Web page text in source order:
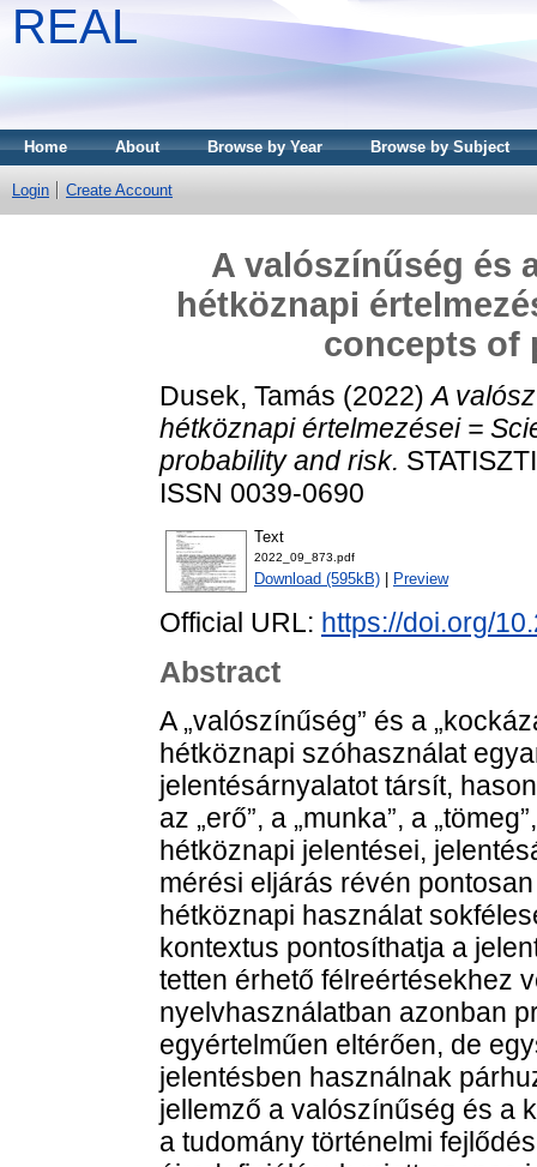
REAL
Home About Browse by Year Browse by Subject
Login Create Account
A valószínűség és
hétköznapi
concepts of
Dusek, Tamás (2022)A
hétköznapi értelmezései =
probability and risk.
ISSN 0039-0690
Text
2022_09_873.pdf
Download (595kB) Preview
Official URL: https://doi.org/
Abstract
A „valószínűség” és a
hétköznapi szóhasználat
jelentésárnyalatot társít,
az „erő”, a „munka”, a
hétköznapi jelentései,
mérési eljárás révén
hétköznapi használat
kontextus pontosíthatja a
tetten érhető félreértésekhez
nyelvhasználatban azonban
egyértelműen eltérően, de
jelentésben használnak
jellemző a valószínűség és a
a tudomány történelmi